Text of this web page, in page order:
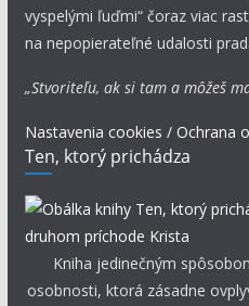
vyspelými ľuďmi“ čoraz viac
na nepopierateľné udalosti
„Stvoriteľu, ak si tam a môžeš
Nastavenia cookies / Ochrana
Ten, ktorý prichádza
Kniha jedinečným
osobnosti, ktorá zásadne